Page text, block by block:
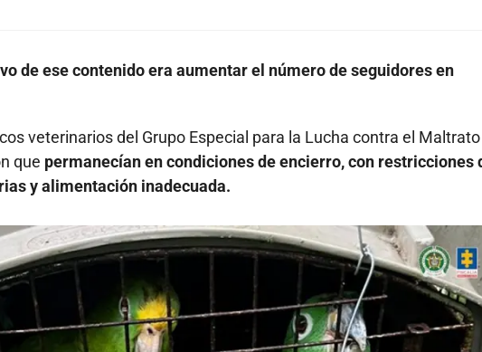
de ese contenido era aumentar el número de seguidores en
veterinarios del Grupo Especial para la Lucha contra el Maltrato
que permanecían en condiciones de encierro, con restricciones
y alimentación inadecuada.